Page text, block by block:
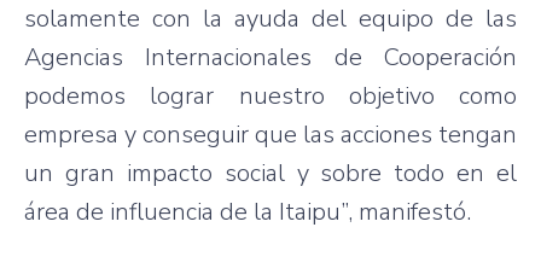
solamente con la ayuda del equipo de las
Agencias Internacionales de Cooperación
podemos lograr nuestro objetivo como
empresa y conseguir que las acciones tengan
un gran impacto social y sobre todo en el
área de influencia de la Itaipu”, manifestó.